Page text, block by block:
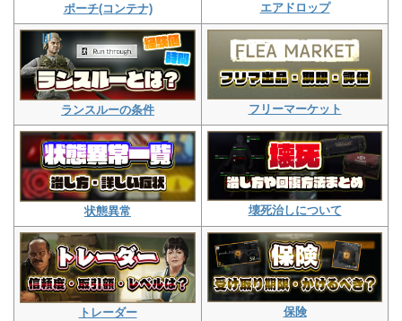
ポーチ(コンテナ) エアドロップ
ランスルーの条件 フリーマーケット
状態異常 壊死治しについて
トレーダー 保険